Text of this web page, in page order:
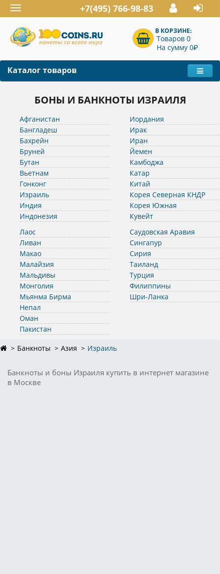
Toggle
navigation
+7(495) 766-98-83
В КОРЗИНЕ:
Товаров 0
На сумму 0P
Каталог товаров
БОНЫ И БАНКНОТЫ ИЗРАИЛЯ
Афганистан
Бангладеш
Бахрейн
Бруней
Бутан
Вьетнам
Гонконг
Израиль
Индия
Индонезия
Иордания
Ирак
Иран
Йемен
Камбоджа
Катар
Китай
Корея Северная КНДР
Корея Южная
Кувейт
Лаос
Ливан
Макао
Малайзия
Мальдивы
Монголия
Мьянма Бирма
Непал
Оман
Пакистан
Саудовская Аравия
Сингапур
Сирия
Таиланд
Турция
Филиппины
Шри-Ланка
Банкноты Азия Израиль
Банкноты и боны Израиля купить в интернет магазине
в Москве